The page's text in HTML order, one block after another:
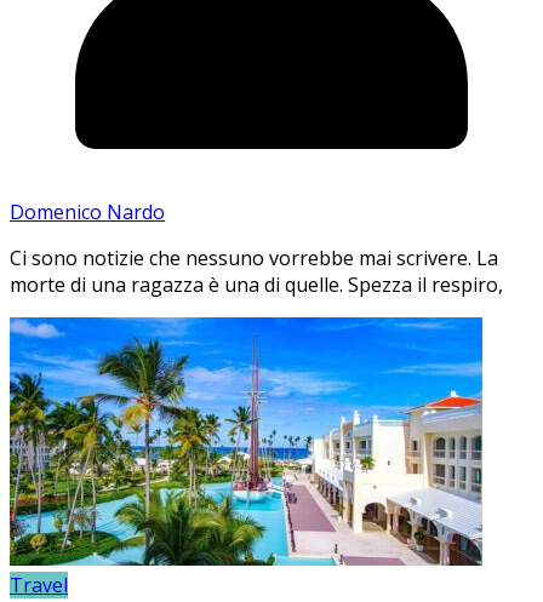
Domenico Nardo
Ci sono notizie che nessuno vorrebbe mai scrivere. La
morte di una ragazza è una di quelle. Spezza il respiro,
Travel